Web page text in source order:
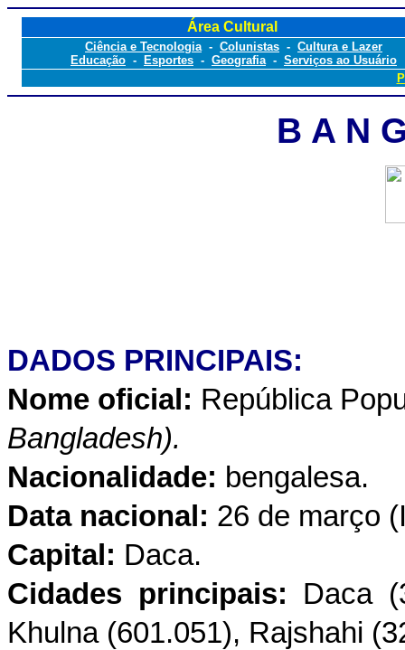
Área Cultural
Ciência e Tecnologia- Colunistas - Cultura e Lazer
Educação - Esportes - Geografia- Serviços ao Usuário
B A N
DADOS PRINCIPAIS:
Nome oficial: República
Bangladesh).
Nacionalidade: bengalesa.
Data nacional: 26 de março
Capital: Daca.
Cidades principais: Daca
Khulna (601.051), Rajshahi